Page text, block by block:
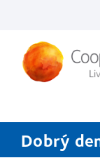
obsahu
Dobrý